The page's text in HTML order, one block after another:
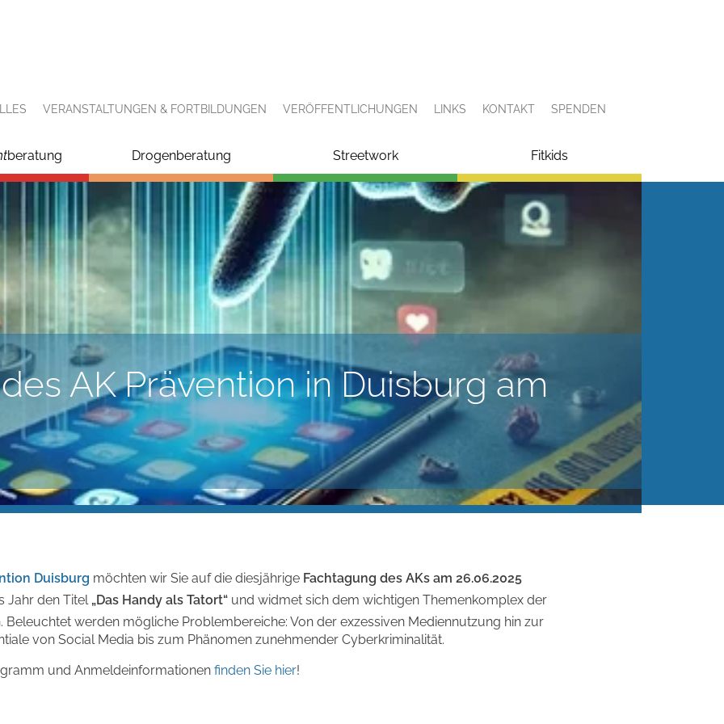
VERANSTALTUNGEN & FORTBILDUNGEN VERÖFFENTLICHUNGEN LINKS KONTAKT SPENDEN
beratung Drogenberatung Streetwork Fitkids
AK Prävention in Duisburg am
Duisburg möchten wir Sie auf die diesjährige Fachtagung des AKs am 26.06.2025
Jahr den Titel „Das Handy als Tatort“ und widmet sich dem wichtigen Themenkomplex der
werden mögliche Problembereiche: Von der exzessiven Mediennutzung hin zur
von Social Media bis zum Phänomen zunehmender Cyberkriminalität.
und Anmeldeinformationen finden Sie hier!